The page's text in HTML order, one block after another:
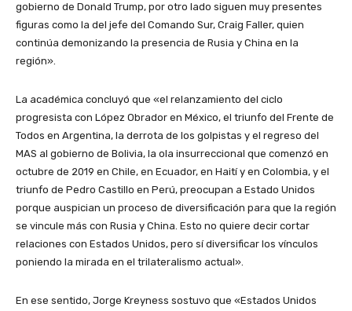
gobierno de Donald Trump, por otro lado siguen muy presentes
figuras como la del jefe del Comando Sur, Craig Faller, quien
continúa demonizando la presencia de Rusia y China en la
región».
La académica concluyó que «el relanzamiento del ciclo
progresista con López Obrador en México, el triunfo del Frente de
Todos en Argentina, la derrota de los golpistas y el regreso del
MAS al gobierno de Bolivia, la ola insurreccional que comenzó en
octubre de 2019 en Chile, en Ecuador, en Haití y en Colombia, y el
triunfo de Pedro Castillo en Perú, preocupan a Estado Unidos
porque auspician un proceso de diversificación para que la región
se vincule más con Rusia y China. Esto no quiere decir cortar
relaciones con Estados Unidos, pero sí diversificar los vínculos
poniendo la mirada en el trilateralismo actual».
En ese sentido, Jorge Kreyness sostuvo que «Estados Unidos